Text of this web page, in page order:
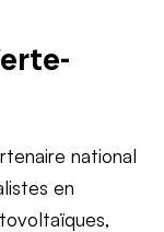
national
en